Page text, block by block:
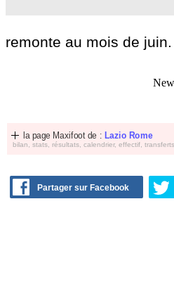
remonte au mois de juin.
la page Maxifoot de : Lazio Rome
bilan, stats, résultats, calendrier, effectif,
Partager sur Facebook